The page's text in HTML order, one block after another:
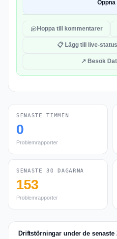
Hoppa till kommentarer
📋 Lägg till live-
↗ Besök
SENASTE TIMMEN
0
Problemrapporter
SENASTE 30 DAGARNA
153
Problemrapporter
Driftstörningar under de senaste